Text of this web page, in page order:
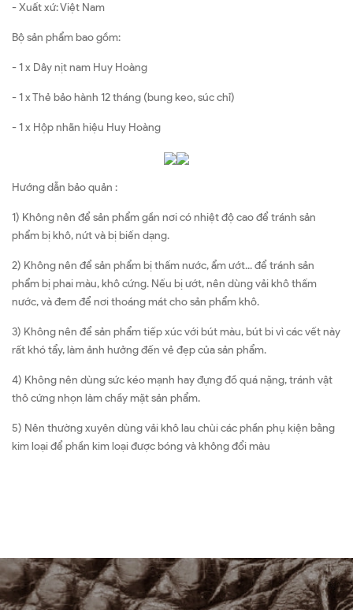
- Xuất xứ: Việt Nam
Bộ sản phẩm bao gồm:
- 1 x Dây nịt nam Huy Hoàng
- 1 x Thẻ bảo hành 12 tháng (bung keo, súc chỉ)
- 1 x Hộp nhãn hiệu Huy Hoàng
Hướng dẫn bảo quản :
1) Không nên để sản phẩm gần nơi có nhiệt độ cao để tránh sản
phẩm bị khô, nứt và bị biến dạng.
2) Không nên để sản phẩm bị thấm nước, ẩm ướt... để tránh sản
phẩm bị phai màu, khô cứng. Nếu bị ướt, nên dùng vải khô thấm
nước, và đem để nơi thoáng mát cho sản phẩm khô.
3) Không nên để sản phẩm tiếp xúc với bút màu, bút bi vì các vết này
rất khó tẩy, làm ảnh hưởng đến vẻ đẹp của sản phẩm.
4) Không nên dùng sức kéo mạnh hay đựng đồ quá nặng, tránh vật
thô cứng nhọn làm chầy mặt sản phẩm.
5) Nên thường xuyên dùng vải khô lau chùi các phần phụ kiện bằng
kim loại để phần kim loại được bóng và không đổi màu